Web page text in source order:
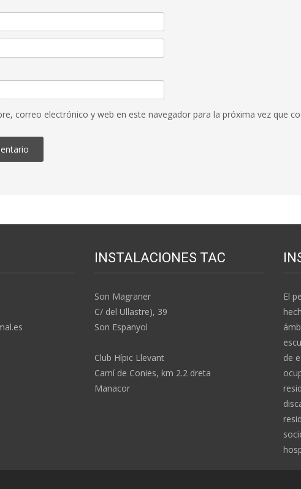
correo electrónico y web en este navegador para la próxima vez que
INSTALACIONES TAC
Son Magraner
C/ del Ullastre), 39
Son Espanyol
Club Hípic Llevant
Camí de Conies, km 2.2 dreta
Manacor
El
de